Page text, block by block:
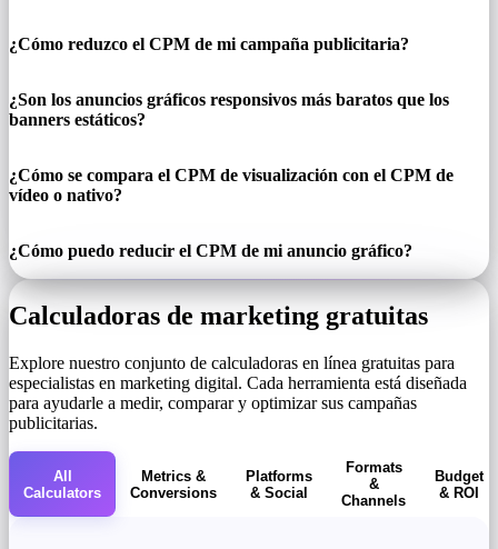
¿Cómo reduzco el CPM de mi campaña publicitaria?
¿Son los anuncios gráficos responsivos más baratos que los
banners estáticos?
¿Cómo se compara el CPM de visualización con el CPM de
vídeo o nativo?
¿Cómo puedo reducir el CPM de mi anuncio gráfico?
Calculadoras de marketing gratuitas
Explore nuestro conjunto de calculadoras en línea gratuitas para
especialistas en marketing digital. Cada herramienta está diseñada
para ayudarle a medir, comparar y optimizar sus campañas
publicitarias.
All
Calculators
Metrics &
Conversions
Platforms
& Social
Formats
&
Channels
Budget
& ROI